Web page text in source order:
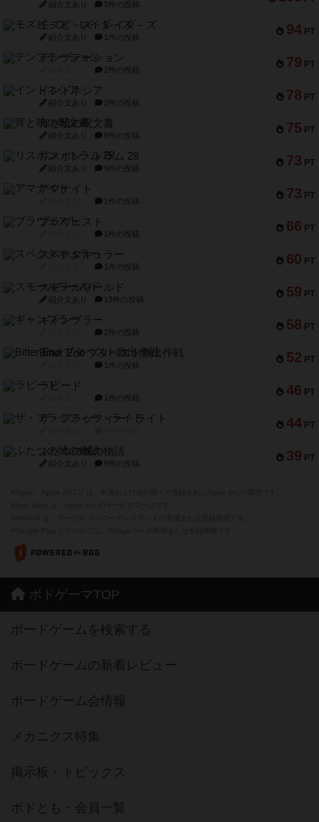
紹介文あり 3件の投稿
94 PT
モズビ－ズ・レイダ－ズ
紹介文あり 1件の投稿
79 PT
テンプテーション
2件の投稿
78 PT
インドネシア
紹介文あり 2件の投稿
75 PT
宵と暁の呪文書
紹介文あり 8件の投稿
73 PT
リスボン・トラム 28
紹介文あり 9件の投稿
73 PT
アマナイト
1件の投稿
66 PT
ブラヴェスト
1件の投稿
60 PT
スペクタキュラー
1件の投稿
59 PT
スモールワールド
紹介文あり 13件の投稿
58 PT
ギャンブラー
2件の投稿
52 PT
Bitter End ブタペスト救出作戦
1件の投稿
46 PT
ラピード
1件の投稿
44 PT
ザ・フラッフィー・ライト
39 PT
ふたつの城の物語
紹介文あり 6件の投稿
ボドゲーマTOP
ボードゲームを検索する
ボードゲームの新着レビュー
ボードゲーム会情報
メカニクス特集
掲示板・トピックス
ボドとも・会員一覧